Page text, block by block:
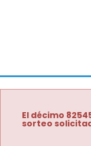
El décimo
sorteo